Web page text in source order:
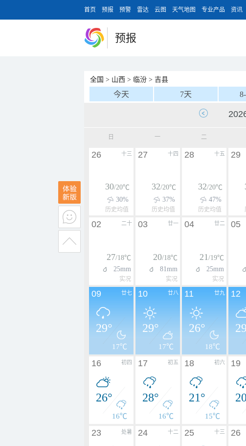
首页 预报 预警 雷达 云图 天气地图 专业产品 资讯
预报
全国 > 山西 > 临汾 > 吉县
今天 7天
日 一 二
十三
26
30/20℃
30%
历史均值
十四
27
32/20℃
37%
历史均值
十五
28
32/20℃
47%
历史均值
29
二十
02
27/18℃
25mm
实况
廿一
03
20/18℃
81mm
实况
廿二
04
21/19℃
25mm
实况
05
廿七
09
29°
17℃
廿八
10
29°
17℃
廿九
11
26°
18℃
12
初四
16
26°
16℃
初五
17
28°
16℃
初六
18
21°
15℃
19
处暑
23 十二
24 十三
25 26